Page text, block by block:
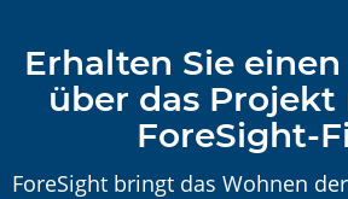
Erhalten Sie
über das
ForeSight-
ForeSight bringt das Wohnen